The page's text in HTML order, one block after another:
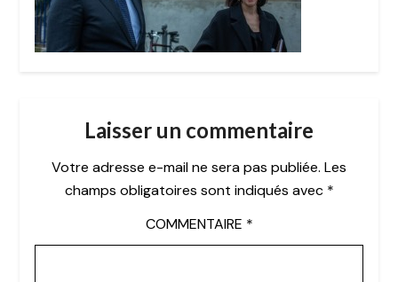
Laisser un commentaire
Votre adresse e-mail ne sera pas publiée. Les
champs obligatoires sont indiqués avec *
COMMENTAIRE *